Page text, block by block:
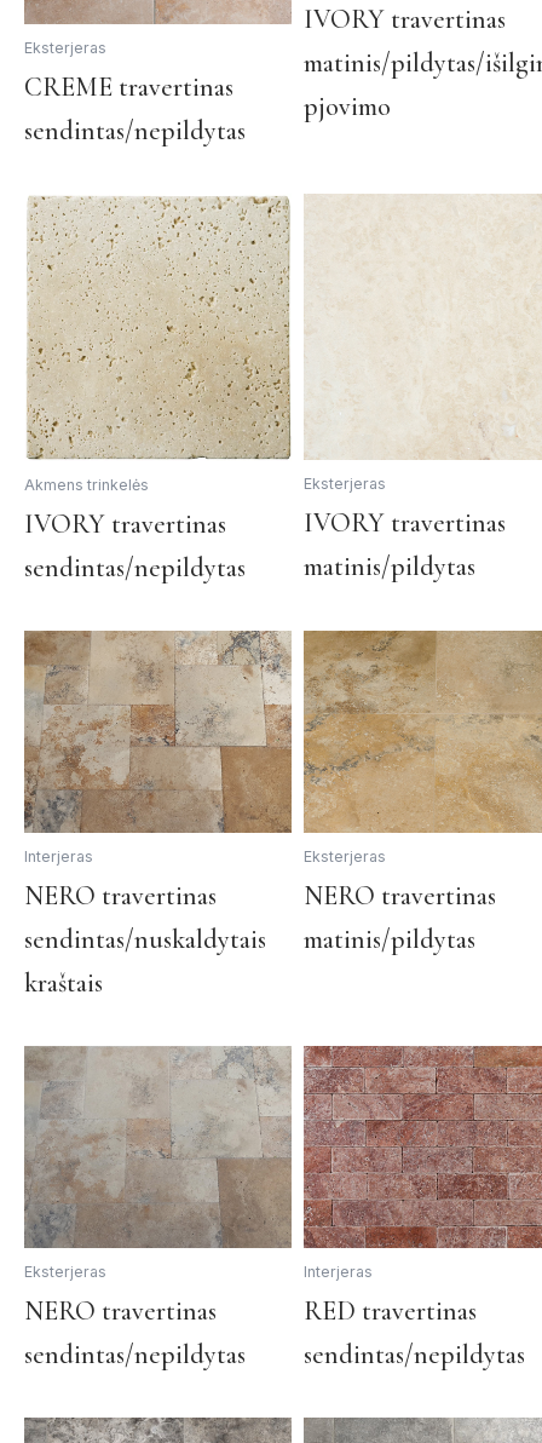
product
Eksterjeras
CREME travertinas
sendintas/nepildytas
This
product
variants.
chosen
page
IVORY travertinas
matinis/pildytas/
pjovimo
Akmens trinkelės
IVORY travertinas
sendintas/nepildytas
This
has
variants.
The
options
may
be
chosen
on
the
product
page
Eksterjeras
IVORY travertinas
matinis/pildytas
Interjeras
NERO travertinas
sendintas/nuskaldytais
kraštais
This
has
options
may
be
chosen
on
the
product
page
Eksterjeras
NERO travertinas
matinis/pildytas
Eksterjeras
NERO travertinas
sendintas/nepildytas
This
has
variants.
Interjeras
RED travertinas
sendintas/nepildytas